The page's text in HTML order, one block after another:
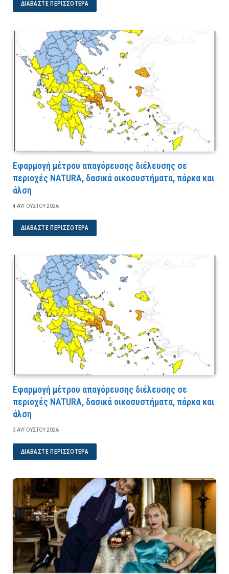
ΔΙΑΒΆΣΤΕ ΠΕΡΙΣΣΌΤΕΡΑ
Εφαρμογή μέτρου απαγόρευσης διέλευσης σε
περιοχές NATURA, δασικά οικοσυστήματα, πάρκα και
άλση
4 ΑΥΓΟΎΣΤΟΥ 2026
ΔΙΑΒΆΣΤΕ ΠΕΡΙΣΣΌΤΕΡΑ
Εφαρμογή μέτρου απαγόρευσης διέλευσης σε
περιοχές NATURA, δασικά οικοσυστήματα, πάρκα και
άλση
3 ΑΥΓΟΎΣΤΟΥ 2026
ΔΙΑΒΆΣΤΕ ΠΕΡΙΣΣΌΤΕΡΑ